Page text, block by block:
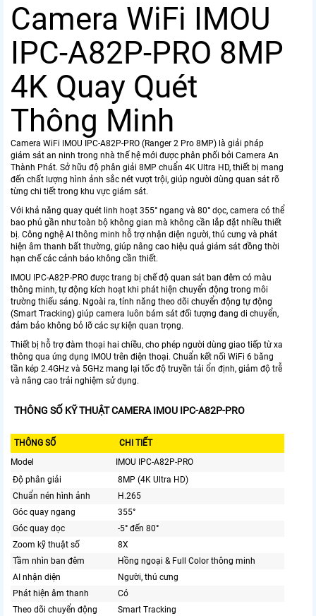
Camera WiFi IMOU
IPC-A82P-PRO 8MP
4K Quay Quét
Thông Minh
Camera WiFi IMOU IPC-A82P-PRO (Ranger 2 Pro 8MP) là giải pháp
giám sát an ninh trong nhà thế hệ mới được phân phối bởi Camera An
Thành Phát. Sở hữu độ phân giải 8MP chuẩn 4K Ultra HD, thiết bị mang
đến chất lượng hình ảnh sắc nét vượt trội, giúp người dùng quan sát rõ
từng chi tiết trong khu vực giám sát.
Với khả năng quay quét linh hoạt 355° ngang và 80° dọc, camera có thể
bao phủ gần như toàn bộ không gian mà không cần lắp đặt nhiều thiết
bị. Công nghệ AI thông minh hỗ trợ nhận diện người, thú cưng và phát
hiện âm thanh bất thường, giúp nâng cao hiệu quả giám sát đồng thời
hạn chế các cảnh báo không cần thiết.
IMOU IPC-A82P-PRO được trang bị chế độ quan sát ban đêm có màu
thông minh, tự động kích hoạt khi phát hiện chuyển động trong môi
trường thiếu sáng. Ngoài ra, tính năng theo dõi chuyển động tự động
(Smart Tracking) giúp camera luôn bám sát đối tượng đang di chuyển,
đảm bảo không bỏ lỡ các sự kiện quan trọng.
Thiết bị hỗ trợ đàm thoại hai chiều, cho phép người dùng giao tiếp từ xa
thông qua ứng dụng IMOU trên điện thoại. Chuẩn kết nối WiFi 6 băng
tần kép 2.4GHz và 5GHz mang lại tốc độ truyền tải ổn định, giảm độ trễ
và nâng cao trải nghiệm sử dụng.
THÔNG SỐ KỸ THUẬT CAMERA IMOU IPC-A82P-PRO
THÔNG SỐ
CHI TIẾT
Model
IMOU IPC-A82P-PRO
Độ phân giải
8MP (4K Ultra HD)
Chuẩn nén hình ảnh
H.265
Góc quay ngang
355°
Góc quay dọc
-5° đến 80°
Zoom kỹ thuật số
8X
Tầm nhìn ban đêm
Hồng ngoại & Full Color thông minh
AI nhận diện
Người, thú cưng
Phát hiện âm thanh
Có
Theo dõi chuyển động
Smart Tracking